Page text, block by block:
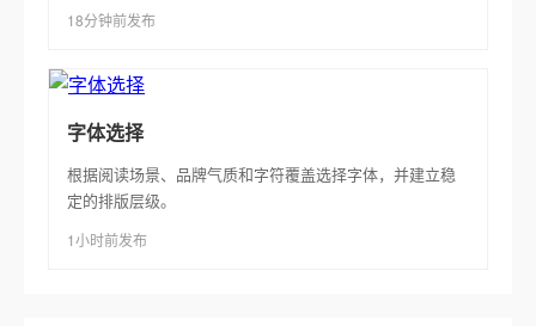
18分钟前发布
字体选择
根据阅读场景、品牌气质和字符覆盖选择字体，并建立稳
定的排版层级。
1小时前发布